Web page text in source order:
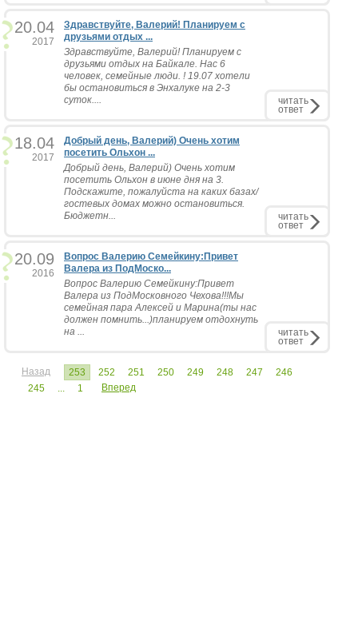
20.04
2017
Здравствуйте, Валерий! Планируем с
друзьями отдых ...
Здравствуйте, Валерий! Планируем с
друзьями отдых на Байкале. Нас 6
человек, семейные люди. ! 19.07 хотели
бы остановиться в Энхалуке на 2-3
суток....
читать
ответ
18.04
2017
Добрый день, Валерий) Очень хотим
посетить Ольхон ...
Добрый день, Валерий) Очень хотим
посетить Ольхон в июне дня на 3.
Подскажите, пожалуйста на каких базах/
гостевых домах можно остановиться.
Бюджетн...
читать
ответ
20.09
2016
Вопрос Валерию Семейкину:Привет
Валера из ПодМоско...
Вопрос Валерию Семейкину:Привет
Валера из ПодМосковного Чехова!!!Мы
семейная пара Алексей и Марина(ты нас
должен помнить...)планируем отдохнуть
на ...
читать
ответ
Назад 253 252 251 250 249 248 247
246
245
... 1 Вперед